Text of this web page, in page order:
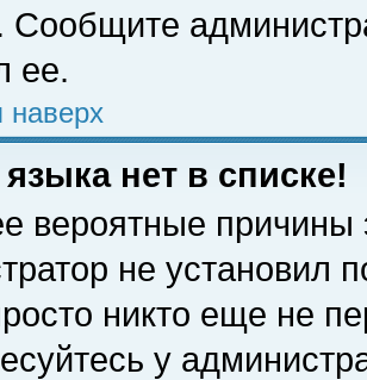
Сообщите
ее.
наверх
нет в списке!
вероятные причины
не установил
никто еще не
у